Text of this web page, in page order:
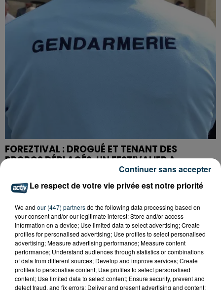
FOREZTIVAL : DROGUÉ ET TENANT DES
PROPOS DÉPLACÉS, UN FESTIVALIER A...
Le respect de votre vie privée est notre priorité
We and our (447) partnersdo the following data processing based on
your consent and/or our legitimate interest: Store and/or access
information on a device; Use limited data to select advertising; Create
profiles for personalised advertising; Use profiles to select personalised
advertising; Measure advertising performance; Measure content
performance; Understand audiences through statistics or combinations
of data from different sources; Develop and improve services; Create
profiles to personalise content; Use profiles to select personalised
content; Use limited data to select content; Ensure security, prevent and
detect fraud, and fix errors; Deliver and present advertising and content;
Continuer sans accepter